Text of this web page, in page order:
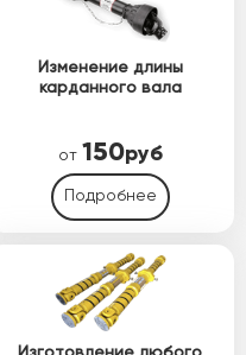
Изменение длины
карданного вала
от 150руб
Подробнее